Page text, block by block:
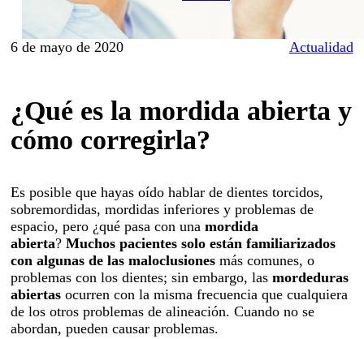
Periodoncia
Ortodoncia
Blanqueamiento
Odontopediatría
Endodoncia
Cirugía oral
Prótesis y estética
dental
Odontología
conservadora
Servicios
¿Qué es la mordida abierta y
cómo corregirla?
Es posible que hayas oído hablar de dientes torcidos,
sobremordidas, mordidas inferiores y problemas de
espacio, pero ¿qué pasa con unamordida
abierta?Muchos pacientes solo están familiarizados
con algunas de las maloclusionesmás comunes, o
problemas con los dientes; sin embargo, lasmordeduras
abiertas ocurren con la misma frecuencia que cualquiera
de los otros problemas de alineación. Cuando no se
abordan, pueden causar problemas.
6 de mayo de 2020 Actualidad